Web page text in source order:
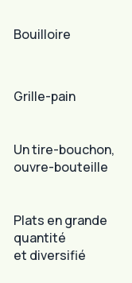
Bouilloire
Grille-pain
Un tire-bouchon,
ouvre-bouteille
Plats en grande
quantité
et diversifié